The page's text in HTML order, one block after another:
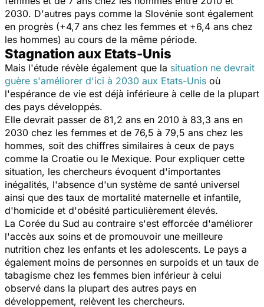
2030. D'autres pays comme la Slovénie sont également
en progrès (+4,7 ans chez les femmes et +6,4 ans chez
les hommes) au cours de la même période.
Stagnation aux Etats-Unis
Mais l'étude révèle également que la situation ne devrait
guère s'améliorer d'ici à 2030 aux Etats-Unis où
l'espérance de vie est déjà inférieure à celle de la plupart
des pays développés.
Elle devrait passer de 81,2 ans en 2010 à 83,3 ans en
2030 chez les femmes et de 76,5 à 79,5 ans chez les
hommes, soit des chiffres similaires à ceux de pays
comme la Croatie ou le Mexique. Pour expliquer cette
situation, les chercheurs évoquent d'importantes
inégalités, l'absence d'un système de santé universel
ainsi que des taux de mortalité maternelle et infantile,
d'homicide et d'obésité particulièrement élevés.
La Corée du Sud au contraire s'est efforcée d'améliorer
l'accès aux soins et de promouvoir une meilleure
nutrition chez les enfants et les adolescents. Le pays a
également moins de personnes en surpoids et un taux de
tabagisme chez les femmes bien inférieur à celui
observé dans la plupart des autres pays en
développement, relèvent les chercheurs.